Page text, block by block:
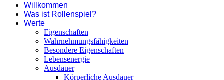
Willkommen
Was ist Rollenspiel?
Werte
Eigenschaften
Wahrnehmungsfähigkeiten
Besondere Eigenschaften
Lebensenergie
Ausdauer
Körperliche Ausdauer